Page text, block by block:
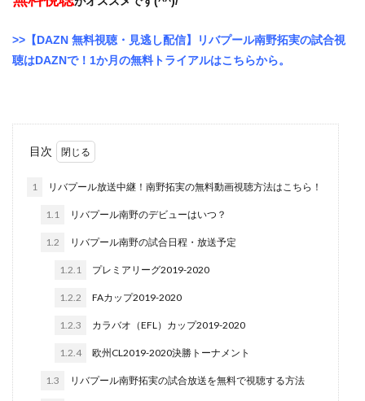
>>【DAZN 無料視聴・見逃し配信】リバプール南野拓実の試合視
聴はDAZNで！1か月の無料トライアルはこちらから。
目次
1 リバプール放送中継！南野拓実の無料動画視聴方法はこちら！
1.1 リバプール南野のデビューはいつ？
1.2 リバプール南野の試合日程・放送予定
1.2.1 プレミアリーグ2019-2020
1.2.2 FAカップ2019-2020
1.2.3 カラバオ（EFL）カップ2019-2020
1.2.4 欧州CL2019-2020決勝トーナメント
1.3 リバプール南野拓実の試合放送を無料で視聴する方法